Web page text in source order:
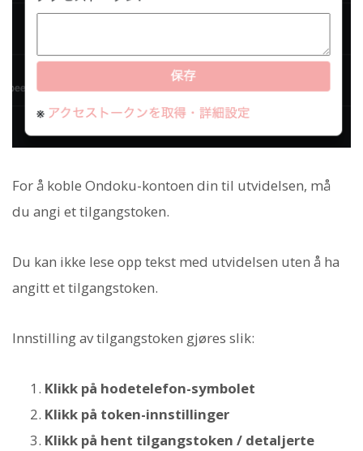
For å koble Ondoku-kontoen din til utvidelsen, må
du angi et tilgangstoken.
Du kan ikke lese opp tekst med utvidelsen uten å ha
angitt et tilgangstoken.
Innstilling av tilgangstoken gjøres slik:
Klikk på hodetelefon-symbolet
Klikk på token-innstillinger
Klikk på hent tilgangstoken / detaljerte